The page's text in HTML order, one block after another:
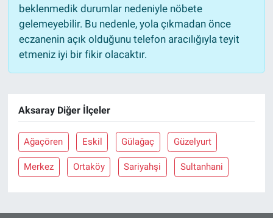
beklenmedik durumlar nedeniyle nöbete
gelemeyebilir. Bu nedenle, yola çıkmadan önce
eczanenin açık olduğunu telefon aracılığıyla teyit
etmeniz iyi bir fikir olacaktır.
Aksaray Diğer İlçeler
Ağaçören Eskil Gülağaç Güzelyurt
Merkez Ortaköy Sariyahşi Sultanhani